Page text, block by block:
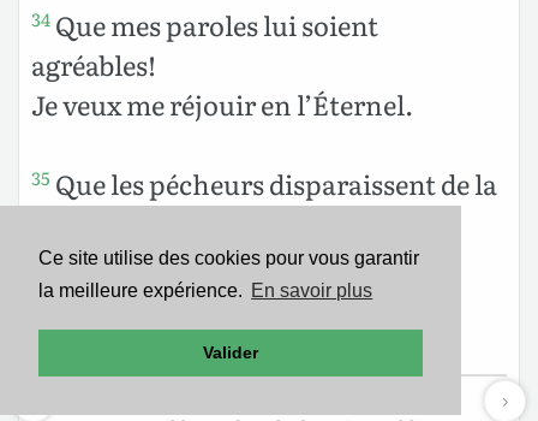
Ce site utilise des cookies pour vous garantir
la meilleure expérience. En savoir plus
Valider
34 Que mes paroles lui soient
agréables!
Je veux me réjouir en l’Éternel.
35 Que les pécheurs disparaissent de la
Et que les méchants ne soient plus!
Mon âme, bénis l’Éternel!
Louez l’Éternel!